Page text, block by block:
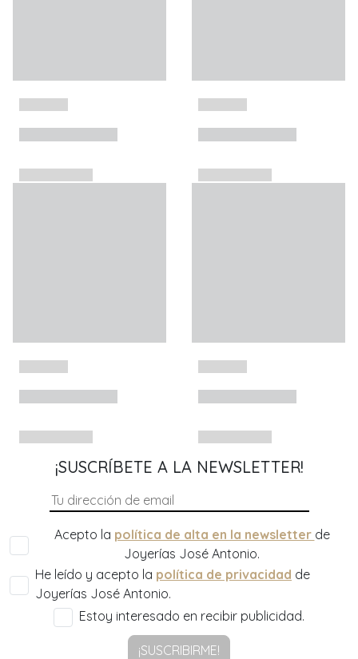
¡SUSCRÍBETE A LA NEWSLETTER!
Acepto la política de alta en la newsletter de
Joyerías José Antonio.
He leído y acepto la política de privacidad de
Joyerías José Antonio.
Estoy interesado en recibir publicidad.
¡SUSCRIBIRME!